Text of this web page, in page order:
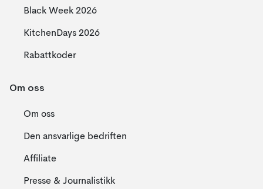
Black Week 2026
KitchenDays 2026
Rabattkoder
Om oss
Om oss
Den ansvarlige bedriften
Affiliate
Presse & Journalistikk